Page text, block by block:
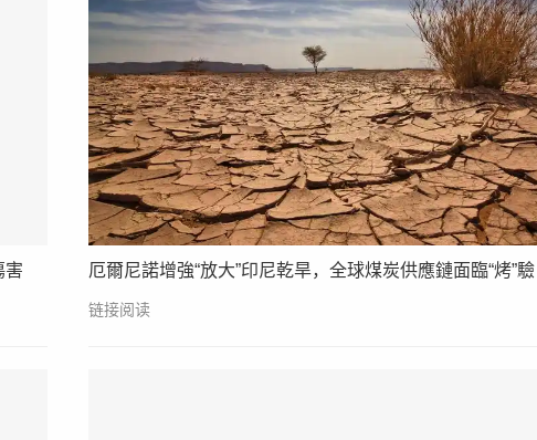
害 厄爾尼諾增強“放大”印尼乾旱，全球煤炭供應鏈面臨“烤”驗
链接阅读